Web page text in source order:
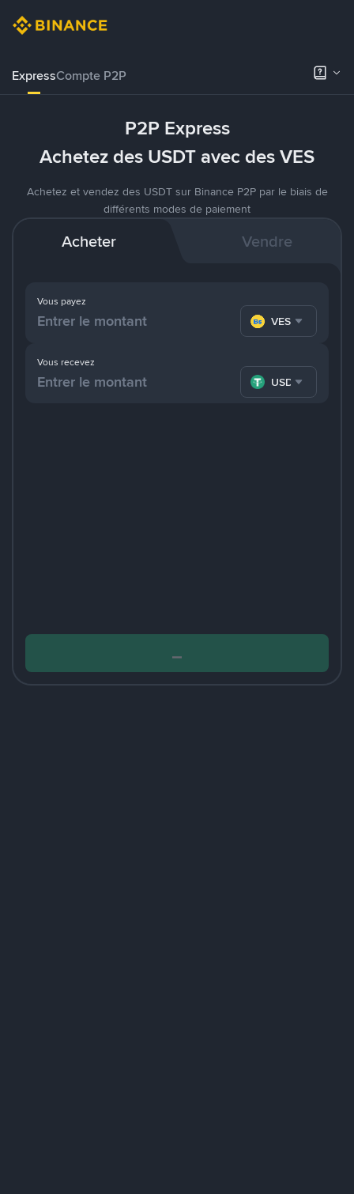
ExpressCompte P2P
P2P Express
Achetez des USDT avec des VES
Achetez et vendez des USDT sur Binance P2P par le biais de
différents modes de paiement
Acheter Vendre
Vous payez
VES
Vous recevez
USDT